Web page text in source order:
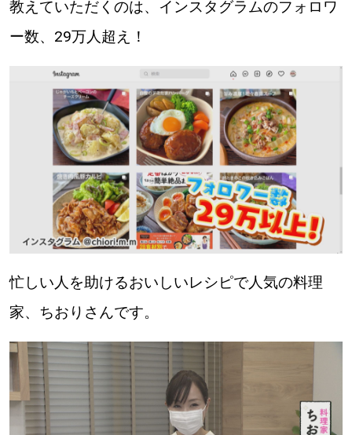
教えていただくのは、インスタグラムのフォロワ
ー数、29万人超え！
忙しい人を助けるおいしいレシピで人気の料理
家、ちおりさんです。